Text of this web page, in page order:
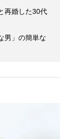
再婚した30代
男」の簡単な